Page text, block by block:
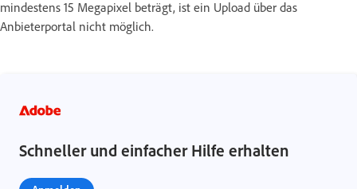
mindestens 15 Megapixel beträgt, ist ein Upload über das
Anbieterportal nicht möglich.
Schneller und einfacher Hilfe erhalten